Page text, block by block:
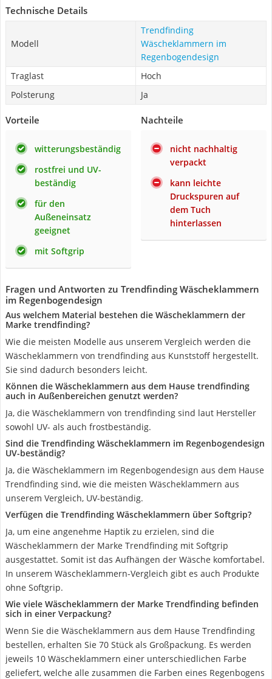
Technische Details
Modell
Trendfinding
Wäscheklammern im
Regenbogendesign
Traglast
Hoch
Polsterung
Ja
Vorteile
witterungsbeständig
rostfrei und UV-
beständig
für den
Außeneinsatz
geeignet
mit Softgrip
Nachteile
nicht nachhaltig
verpackt
kann leichte
Druckspuren auf
dem Tuch
hinterlassen
Fragen und Antworten zu Trendfinding Wäscheklammern
im Regenbogendesign
Aus welchem Material bestehen die Wäscheklammern der
Marke trendfinding?
Wie die meisten Modelle aus unserem Vergleich werden die
Wäscheklammern von trendfinding aus Kunststoff hergestellt.
Sie sind dadurch besonders leicht.
Können die Wäscheklammern aus dem Hause trendfinding
auch in Außenbereichen genutzt werden?
Ja, die Wäscheklammern von trendfinding sind laut Hersteller
sowohl UV- als auch frostbeständig.
Sind die Trendfinding Wäscheklammern im Regenbogendesign
UV-beständig?
Ja, die Wäscheklammern im Regenbogendesign aus dem Hause
Trendfinding sind, wie die meisten Wäscheklammern aus
unserem Vergleich, UV-beständig.
Verfügen die Trendfinding Wäscheklammern über Softgrip?
Ja, um eine angenehme Haptik zu erzielen, sind die
Wäscheklammern der Marke Trendfinding mit Softgrip
ausgestattet. Somit ist das Aufhängen der Wäsche komfortabel.
In unserem Wäscheklammern-Vergleich gibt es auch Produkte
ohne Softgrip.
Wie viele Wäscheklammern der Marke Trendfinding befinden
sich in einer Verpackung?
Wenn Sie die Wäscheklammern aus dem Hause Trendfinding
bestellen, erhalten Sie 70 Stück als Großpackung. Es werden
jeweils 10 Wäscheklammern einer unterschiedlichen Farbe
geliefert, welche alle zusammen die Farben eines Regenbogens